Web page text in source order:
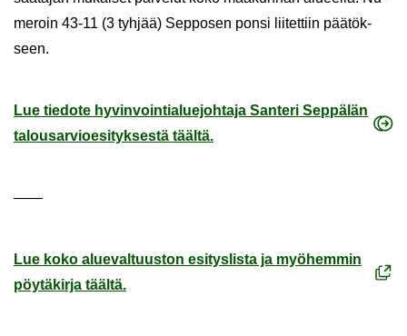
me­roin 43-11 (3 tyh­jää) Sep­po­sen ponsi lii­tet­tiin pää­tök­
seen.
Lue tie­do­te hy­vin­voin­tia­lue­joh­ta­ja San­te­ri Sep­pä­län
ta­lous­ar­vio­esi­tyk­ses­tä tääl­tä.
——
Lue koko alue­val­tuus­ton esi­tys­lis­ta ja myö­hem­min
pöy­tä­kir­ja tääl­tä.